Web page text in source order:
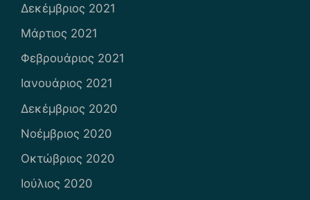
Δεκέμβριος 2021
Μάρτιος 2021
Φεβρουάριος 2021
Ιανουάριος 2021
Δεκέμβριος 2020
Νοέμβριος 2020
Οκτώβριος 2020
Ιούλιος 2020